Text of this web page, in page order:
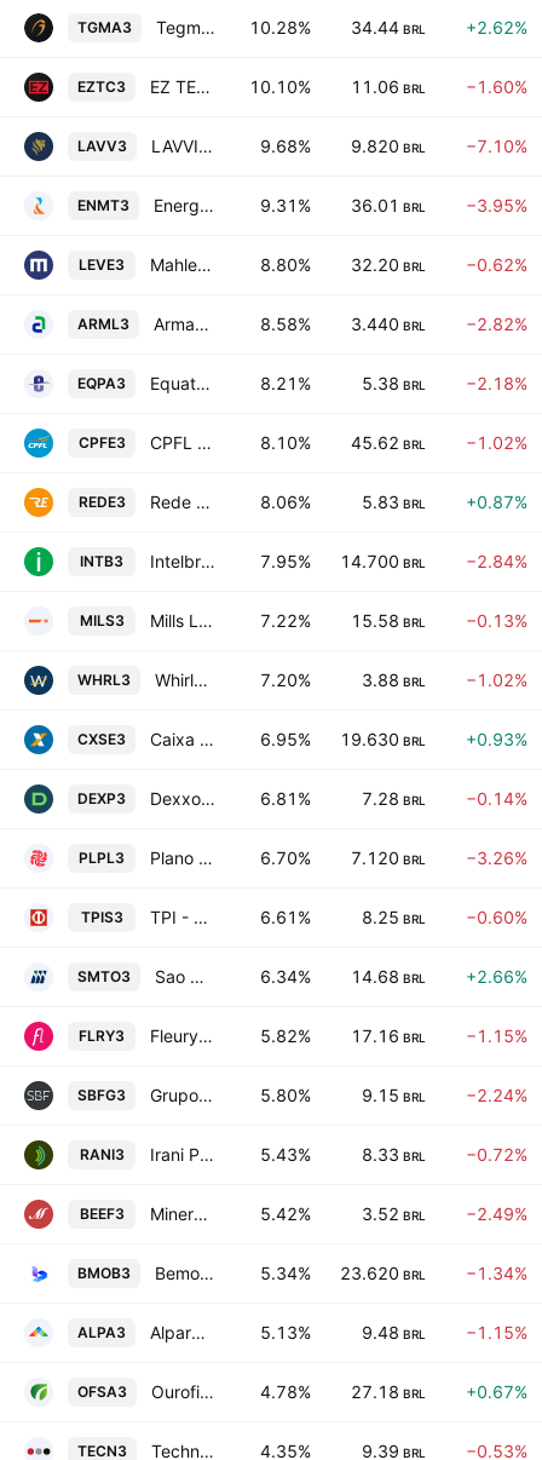
TGMA3 Tegma Gestao Logistica S.A. 10.28% 34.44 BRL +2.62%
EZTC3 EZ TEC Empreendimentos e Participacoes SA 10.10% 11.06 BRL −1.60%
LAVV3 LAVVI Empreendimentos Imobiliarios SA 9.68% 9.820 BRL −7.10%
ENMT3 Energisa Mato Grosso - Distribuidora de Energia Sa 9.31% 36.01 BRL −3.95%
LEVE3 Mahle-Metal Leve S.A. 8.80% 32.20 BRL −0.62%
ARML3 Armac Locacao Logistica e Servicos SA 8.58% 3.440 BRL −2.82%
EQPA3 Equatorial Para Distribuidora de Energia SA 8.21% 5.38 BRL −2.18%
CPFE3 CPFL Energia S.A. 8.10% 45.62 BRL −1.02%
REDE3 Rede Energia S.A. 8.06% 5.83 BRL +0.87%
INTB3 Intelbras SA Industria de Telecomunicacao Eletronica Brasileir 7.95% 14.700 BRL −2.84%
MILS3 Mills Locacao Servicos e Logistica S.A. 7.22% 15.58 BRL −0.13%
WHRL3 Whirlpool S.A. 7.20% 3.88 BRL −1.02%
CXSE3 Caixa Seguridade Participacoes SA 6.95% 19.630 BRL +0.93%
DEXP3 Dexxos Participacoes SA 6.81% 7.28 BRL −0.14%
PLPL3 Plano & Plano Desenvolvimento Imobiliario Ltda 6.70% 7.120 BRL −3.26%
TPIS3 TPI - Triunfo Participacoes e Investimentos SA 6.61% 8.25 BRL −0.60%
SMTO3 Sao Martinho S.A. 6.34% 14.68 BRL +2.66%
FLRY3 Fleury SA 5.82% 17.16 BRL −1.15%
SBFG3 Grupo SBF S.A. 5.80% 9.15 BRL −2.24%
RANI3 Irani Papel e Embalagem SA 5.43% 8.33 BRL −0.72%
BEEF3 Minerva S.A. 5.42% 3.52 BRL −2.49%
BMOB3 Bemobi Mobile Tech SA 5.34% 23.620 BRL −1.34%
ALPA3 Alpargatas SA 5.13% 9.48 BRL −1.15%
OFSA3 Ourofino S.A. 4.78% 27.18 BRL +0.67%
TECN3 Technos S.A. 4.35% 9.39 BRL −0.53%